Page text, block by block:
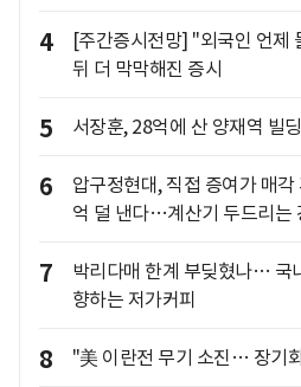
4
[주간증시전망] "외국인 언
뒤 더 막막해진 증시
5 서장훈, 28억에 산 양재역 빌
6
압구정현대, 직접 증여가 매
억 덜 낸다…계산기 두드리는
7
박리다매 한계 부딪혔나… 국
향하는 저가커피
8 "美 이란전 무기 소진… 장기